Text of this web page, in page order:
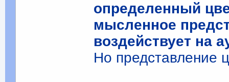
определенный
мысленное
воздействует на
Но представление